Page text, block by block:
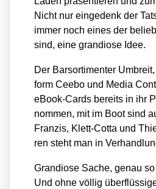
Nicht nur ein­ge­denk der
immer noch eines der
sind, eine gran­dio­se Idee.
Der Bar­sor­ti­men­ter
form Cee­bo und Media
eBook-Cards bereits in ihr
nom­men, mit im Boot sind
Fran­zis, Klett-Cot­ta und
ren steht man in
Gran­dio­se Sache, genau
Und ohne völ­lig